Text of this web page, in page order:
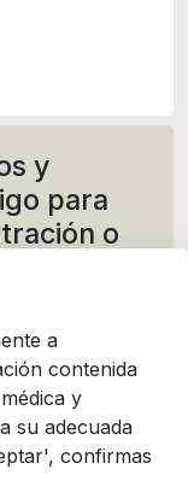
y
para
o
a
contenida
y
su adecuada
confirmas